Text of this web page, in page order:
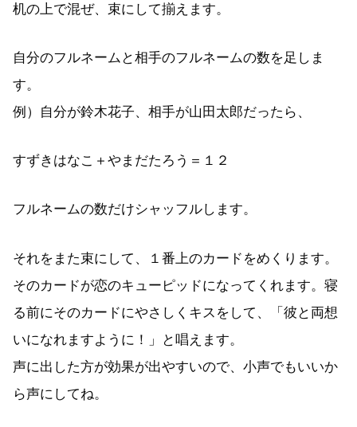
机の上で混ぜ、束にして揃えます。
自分のフルネームと相手のフルネームの数を足しま
す。
例）自分が鈴木花子、相手が山田太郎だったら、
すずきはなこ＋やまだたろう＝１２
フルネームの数だけシャッフルします。
それをまた束にして、１番上のカードをめくります。
そのカードが恋のキューピッドになってくれます。寝
る前にそのカードにやさしくキスをして、「彼と両想
いになれますように！」と唱えます。
声に出した方が効果が出やすいので、小声でもいいか
ら声にしてね。